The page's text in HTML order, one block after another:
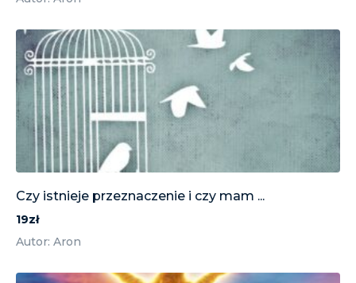
Czy istnieje przeznaczenie i czy mam ...
19zł
Autor: Aron